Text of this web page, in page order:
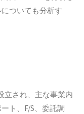
ついても分析す
立され、主な事業内
ト、F/S、委託調